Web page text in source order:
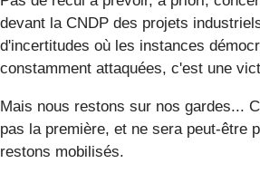
devant la CNDP des projets
d'incertitudes où les instances
constamment attaquées, c'est une
Mais nous restons sur nos gardes...
pas la première, et ne sera peut-être
restons mobilisés.